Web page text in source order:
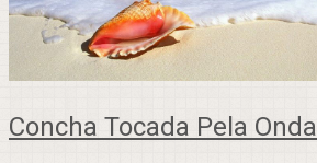
Concha Tocada Pela Onda